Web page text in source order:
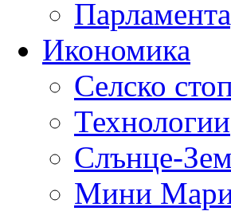
Икономика
Селско
Технологии
Слънце-
Мини